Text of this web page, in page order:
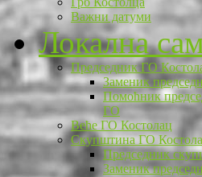
Важни датуми
Локална
Председник ГО
Заменик
Помоћник
ГО
Веће ГО Костолац
Скупштина ГО
Председник
Заменик